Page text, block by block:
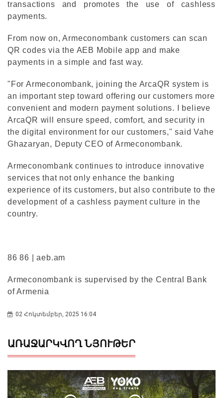
transactions and promotes the use of cashless
payments.
From now on, Armeconombank customers can scan
QR codes via the AEB Mobile app and make
payments in a simple and fast way.
"For Armeconombank, joining the ArcaQR system is
an important step toward offering our customers more
convenient and modern payment solutions. I believe
ArcaQR will ensure speed, comfort, and security in
the digital environment for our customers," said Vahe
Ghazaryan, Deputy CEO of Armeconombank.
Armeconombank continues to introduce innovative
services that not only enhance the banking
experience of its customers, but also contribute to the
development of a cashless payment culture in the
country.
86 86 | aeb.am
Armeconombank is supervised by the Central Bank
of Armenia
02 Հոկտեմբեր, 2025 16:04
ԱՌԱՋԱՐԿՎՈՂ ՆՅՈՒԹԵՐ